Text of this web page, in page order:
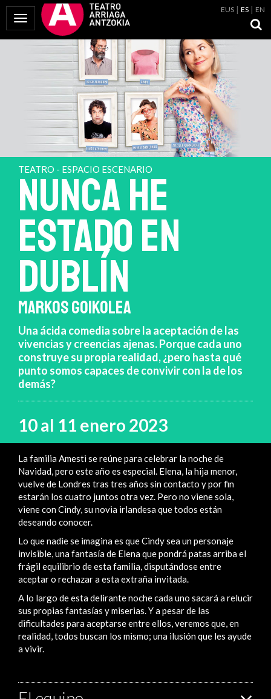
Mostrar Menú
EUS ES EN
TEATRO - ESPACIO ESCENARIO
NUNCA HE
ESTADO EN
DUBLÍN
MARKOS GOIKOLEA
Una ácida comedia sobre la aceptación de las
vivencias y creencias ajenas. Porque cada uno
construye su propia realidad, ¿pero hasta qué
punto somos capaces de convivir con la de los
demás?
10 al 11 enero 2023
La familia Amesti se reúne para celebrar la noche de
Navidad, pero este año es especial. Elena, la hija menor,
vuelve de Londres tras tres años sin contacto y por fin
estarán los cuatro juntos otra vez. Pero no viene sola,
viene con Cindy, su novia irlandesa que todos están
deseando conocer.
Lo que nadie se imagina es que Cindy sea un personaje
invisible, una fantasía de Elena que pondrá patas arriba el
frágil equilibrio de esta familia, disputándose entre
aceptar o rechazar a esta extraña invitada.
A lo largo de esta delirante noche cada uno sacará a relucir
sus propias fantasías y miserias. Y a pesar de las
dificultades para aceptarse entre ellos, veremos que, en
realidad, todos buscan los mismo; una ilusión que les ayude
a vivir.